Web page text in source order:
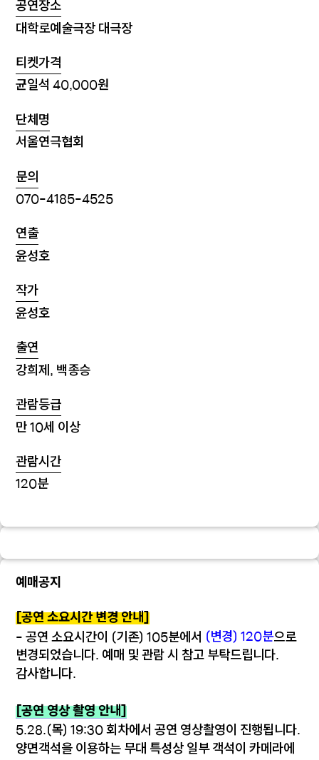
공연장소
대학로예술극장 대극장
티켓가격
균일석 40,000원
단체명
서울연극협회
문의
070-4185-4525
연출
윤성호
작가
윤성호
출연
강희제, 백종승
관람등급
만 10세 이상
관람시간
120분
예매공지
[공연 소요시간 변경 안내]
- 공연 소요시간이 (기존) 105분에서 (변경) 120분으로
변경되었습니다. 예매 및 관람 시 참고 부탁드립니다.
감사합니다.
[공연 영상 촬영 안내]
5.28.(목) 19:30 회차에서 공연 영상촬영이 진행됩니다.
양면객석을 이용하는 무대 특성상 일부 객석이 카메라에